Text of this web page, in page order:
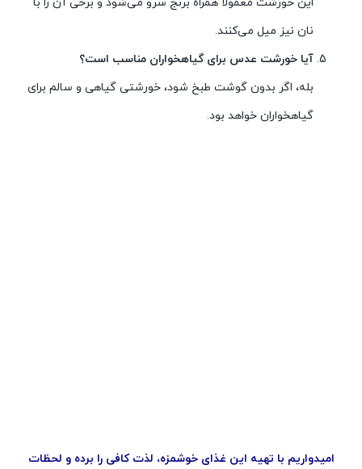
نان نیز میل می‌کنند.
آیا خورشت عدس برای گیاهخواران مناسب است؟
بله، اگر بدون گوشت طبخ شود، خورشتی گیاهی و سالم برای
گیاهخواران خواهد بود.
امیدواریم با تهیه این غذای خوشمزه، لذت کافی را برده و لحظات